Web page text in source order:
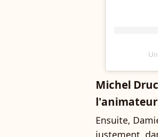
Michel
Ensuite,
justement,